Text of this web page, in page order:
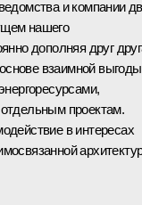
и компании
нашего
дополняя друг
взаимной
проектам.
в интересах